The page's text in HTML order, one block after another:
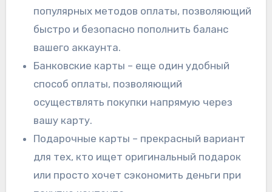
популярных методов оплаты, позволяющий
быстро и безопасно пополнить баланс
вашего аккаунта.
Банковские карты – еще один удобный
способ оплаты, позволяющий
осуществлять покупки напрямую через
вашу карту.
Подарочные карты – прекрасный вариант
для тех, кто ищет оригинальный подарок
или просто хочет сэкономить деньги при